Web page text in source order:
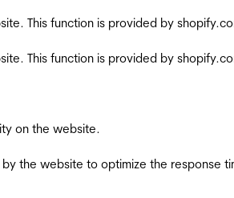
This function is provided by
This function is provided by
on the website.
the website to optimize the response